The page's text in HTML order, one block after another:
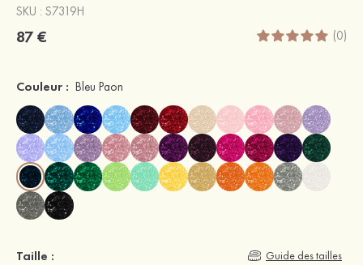
SKU : S7319H
87 € (0)
Couleur : Bleu Paon
Taille : Guide des tailles